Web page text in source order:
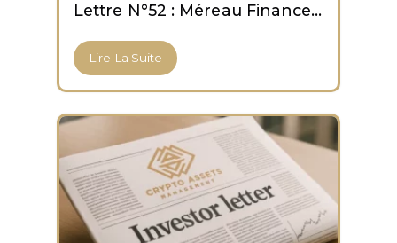
Lettre N°52 : Méreau Finance obtient son agrément PSCA
Lire La Suite